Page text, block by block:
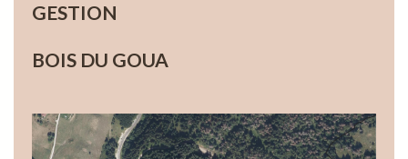
GESTION
BOIS DU GOUA